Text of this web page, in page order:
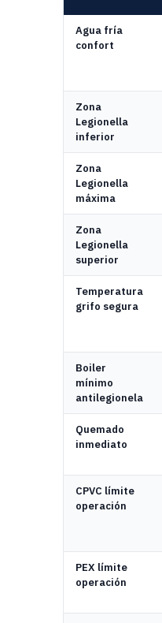
Agua fría
confort
Zona
Legionella
inferior
Zona
Legionella
máxima
Zona
Legionella
superior
Temperatura
grifo segura
Boiler
mínimo
antilegionela
Quemado
inmediato
CPVC límite
operación
PEX límite
operación